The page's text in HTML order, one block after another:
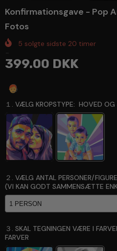
Konfirmationsgave - Pop
Fotos
5 solgte sidste 20 timer
399.00 DKK
１. VÆLG KROPSTYPE: HOVED OG
２. VÆLG ANTAL PERSONER/
(VI KAN GODT SAMMENSÆTTE
３. SKAL TEGNINGEN VÆRE I
FARVER